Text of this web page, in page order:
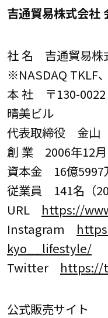
吉通貿易株式会社
社 名 吉通貿易株
※NASDAQ TKLF
本 社 〒130-
晴美ビル
代表取締役 金
創 業 2006年12月
資本金 16億5997
従業員 141名（
URL https://
Instagram
kyo__lifestyle/
Twitter https://
公式販売サイト